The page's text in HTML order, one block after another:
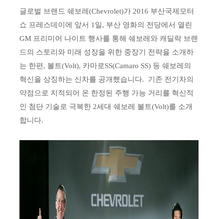
글로벌 브랜드 쉐보레(Chevrolet)가 2016 부산국제모터
쇼 프레스데이에 앞서 1일, 부산 영화의 전당에서 열린
GM 프리미어 나이트 행사를 통해 쉐보레와 캐딜락 브랜
드의 스토리와 미래 성장을 위한 중장기 전략을 소개하
는 한편, 볼트(Volt), 카마로SS(Camaro SS) 등 쉐보레의
혁신을 상징하는 신차를 공개했습니다. 기존 전기차의
약점으로 지적되어 온 한정된 주행 가능 거리를 혁신적
인 첨단 기술로 극복한 2세대 쉐보레 볼트(Volt)를 소개
합니다.